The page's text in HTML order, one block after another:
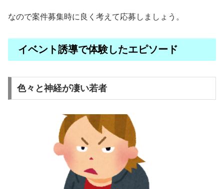
なので案件募集時に良く考えて応募しましょう。
イベント誘導で体験したエピソード
色々と神経が凄い若者